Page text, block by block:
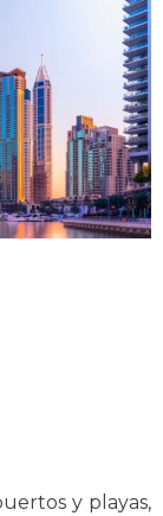
y playas,